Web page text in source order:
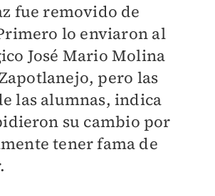
fue removido de
lo enviaron al
José Mario Molina
pero las
las alumnas, indica
su cambio por
tener fama de